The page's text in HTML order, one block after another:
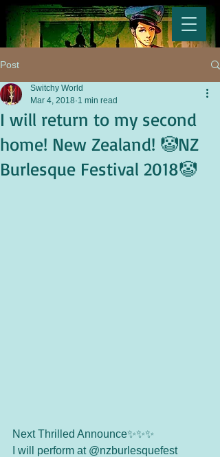
Post
I will return to my second
home! New Zealand! 🤡NZ
Burlesque Festival 2018🤡
Switchy World
Mar 4, 2018 1 min read
Next Thrilled Announce✨✨✨
I will perform at @nzburlesquefest